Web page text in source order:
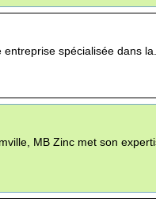
entreprise spécialisée dans
MB Zinc met son